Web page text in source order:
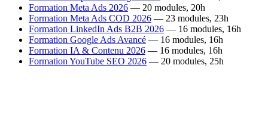
Formation Meta Ads 2026 — 20 modules, 20h
Formation Meta Ads COD 2026 — 23 modules, 23h
Formation LinkedIn Ads B2B 2026 — 16 modules, 16h
Formation Google Ads Avancé — 16 modules, 16h
Formation IA & Contenu 2026 — 16 modules, 16h
Formation YouTube SEO 2026 — 20 modules, 25h